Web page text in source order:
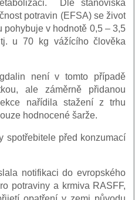
Dle stanoviska
potravin (EFSA) se život
v hodnotě 0,5 – 3,5
u 70 kg vážícího člověka
není v tomto případě
ale záměrně přidanou
nařídila stažení z trhu
hodnocené šarže.
spotřebitele před konzumací
notifikaci do evropského
potraviny a krmiva RASFF,